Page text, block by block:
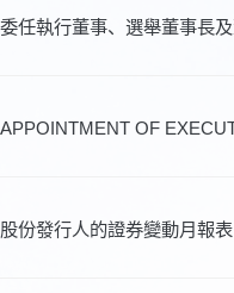
股份發行人的證券變動月報表